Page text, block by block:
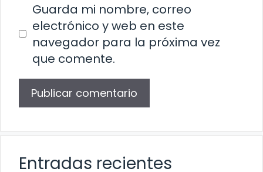
Guarda mi nombre, correo
electrónico y web en este
navegador para la próxima vez
que comente.
Entradas recientes